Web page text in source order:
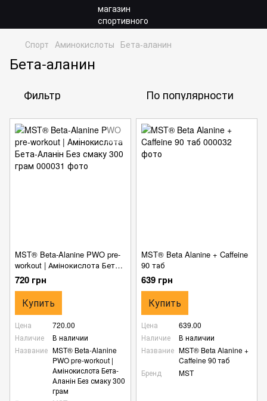
Спорт Аминокислоты Бета-аланин
Бета-аланин
Фильтр По популярности
MST® Beta-Alanine PWO pre-
workout | Амінокислота Бета-
Аланін Без смаку 300 грам
720 грн
Купить
Цена
720.00
Наличие
В наличии
Название MST® Beta-Alanine
PWO pre-workout |
Амінокислота Бета-
Аланін Без смаку 300
грам
MST® Beta Alanine + Caffeine
90 таб
639 грн
Купить
Цена
639.00
Наличие
В наличии
Название MST® Beta Alanine +
Caffeine 90 таб
Бренд
MST